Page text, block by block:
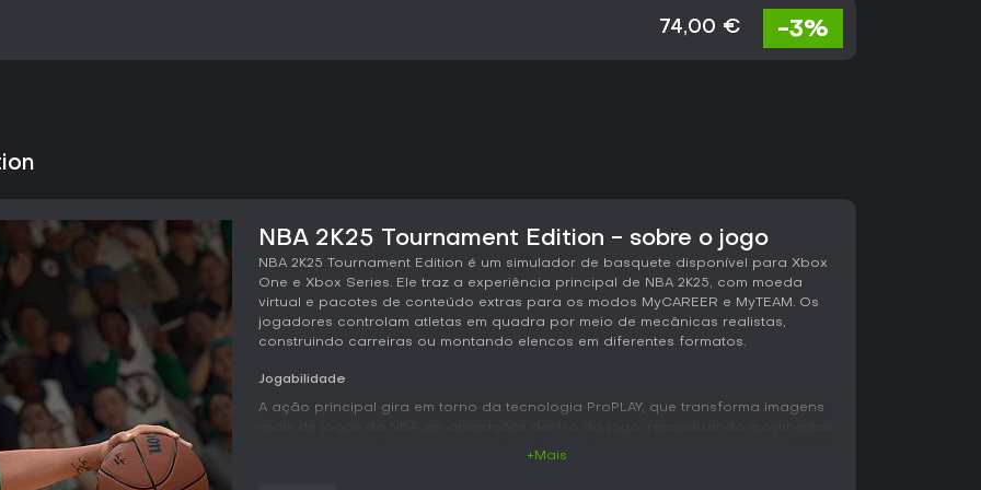
74,00 € -3%
NBA 2K25 Tournament Edition - sobre o jogo
NBA 2K25 Tournament Edition é um simulador de basquete disponível para Xbox
One e Xbox Series. Ele traz a experiência principal de NBA 2K25, com moeda
virtual e pacotes de conteúdo extras para os modos MyCAREER e MyTEAM. Os
jogadores controlam atletas em quadra por meio de mecânicas realistas,
construindo carreiras ou montando elencos em diferentes formatos.
Jogabilidade
A ação principal gira em torno da tecnologia ProPLAY, que transforma imagens
+Mais